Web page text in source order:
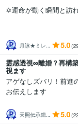
✡️運命が動く瞬間と訪
月詠★ミレ... 5.0
霊感透視∞離婚？再構
視ます
アゲなしズバリ！前進
お伝えします
天照伝承鑑... 5.0